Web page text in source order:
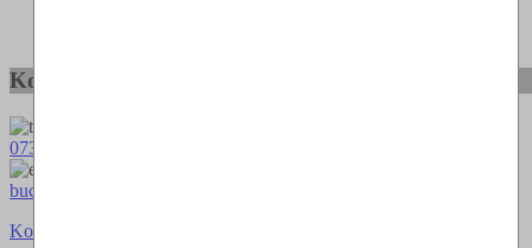
Kontakt-Möglichkeiten:
073664028807
buch@thomaskappel.de
Kontakt